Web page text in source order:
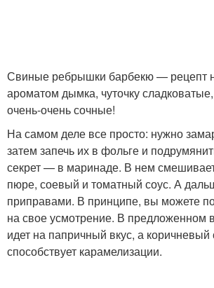
Свиные ребрышки барбекю — рецепт
ароматом дымка, чуточку
очень-очень сочные!
На самом деле все просто: нужно
затем запечь их в фольге и
секрет — в маринаде. В нем
пюре, соевый и томатный соус. А
приправами. В принципе, вы можете
на свое усмотрение. В предложенном
идет на папричный вкус, а коричневый
способствует карамелизации.